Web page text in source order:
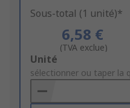
Sous-total (1 unité)*
6,58 €
(TVA exclue)
Add
to
Basket
Unité
sélectionner ou taper la